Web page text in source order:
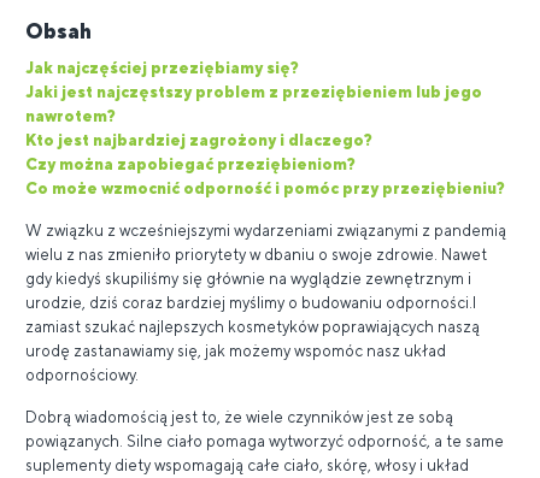
Obsah
Jak najczęściej przeziębiamy się?
Jaki jest najczęstszy problem z przeziębieniem lub jego
nawrotem?
Kto jest najbardziej zagrożony i dlaczego?
Czy można zapobiegać przeziębieniom?
Co może wzmocnić odporność i pomóc przy przeziębieniu?
W związku z wcześniejszymi wydarzeniami związanymi z pandemią
wielu z nas zmieniło priorytety w dbaniu o swoje zdrowie. Nawet
gdy kiedyś skupiliśmy się głównie na wyglądzie zewnętrznym i
urodzie, dziś coraz bardziej myślimy o budowaniu odporności.I
zamiast szukać najlepszych kosmetyków poprawiających naszą
urodę zastanawiamy się, jak możemy wspomóc nasz układ
odpornościowy.
Dobrą wiadomością jest to, że wiele czynników jest ze sobą
powiązanych. Silne ciało pomaga wytworzyć odporność, a te same
suplementy diety wspomagają całe ciało, skórę, włosy i układ